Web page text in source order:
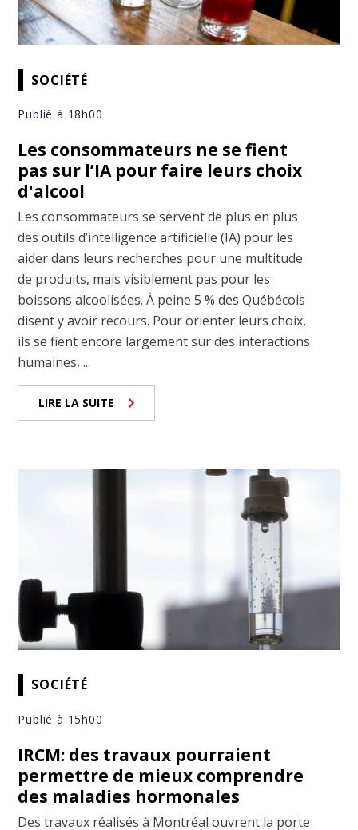
SOCIÉTÉ
Publié à 18h00
Les consommateurs ne se fient
pas sur l’IA pour faire leurs choix
d'alcool
Les consommateurs se servent de plus en plus
des outils d’intelligence artificielle (IA) pour les
aider dans leurs recherches pour une multitude
de produits, mais visiblement pas pour les
boissons alcoolisées. À peine 5 % des Québécois
disent y avoir recours. Pour orienter leurs choix,
ils se fient encore largement sur des interactions
humaines, ...
LIRE LA SUITE
SOCIÉTÉ
Publié à 15h00
IRCM: des travaux pourraient
permettre de mieux comprendre
des maladies hormonales
Des travaux réalisés à Montréal ouvrent la porte